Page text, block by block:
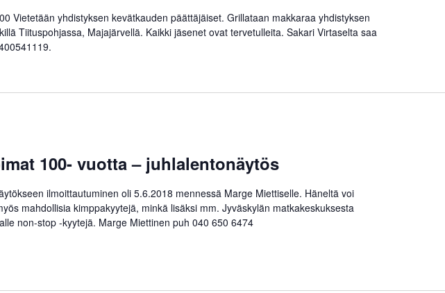
Vietetään yhdistyksen kevätkauden päättäjäiset. Grillataan makkaraa yhdistyksen
Tiituspohjassa, Majajärvellä. Kaikki jäsenet ovat tervetulleita. Sakari Virtaselta saa
100- vuotta – juhlalentonäytös
ilmoittautuminen oli 5.6.2018 mennessä Marge Miettiselle. Häneltä voi
mahdollisia kimppakyytejä, minkä lisäksi mm. Jyväskylän matkakeskuksesta
non-stop -kyytejä. Marge Miettinen puh 040 650 6474